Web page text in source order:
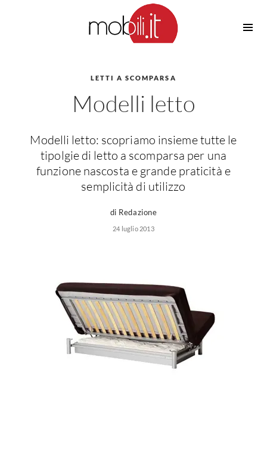
Cucine Design
Cucine Moderne
Cucine Country
Cucine Monoblocco
Consigli Cucine
Attrezzature Interne
Cappe
Lavastoviglie
Lavatrici
Asciugatrici
Piccoli
Irrigazione
Casette in Legno
Ombrelloni
Pergole
Giardinaggio
Applique
Plafoniere
Riscaldamento
Caminetti
LETTI A SCOMPARSA
Modelli letto
Modelli letto: scopriamo insieme tutte le
tipolgie di letto a scomparsa per una
funzione nascosta e grande praticità e
semplicità di utilizzo
di Redazione
24 luglio 2013